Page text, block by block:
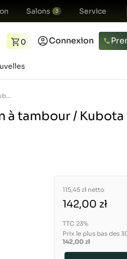
Salons 3 Service
0 Connexion
Mâchoires de frein à tambour / Kubota L240 / 5-01-131-07
à tambour /
115,45 zł netto
142,00 zł
TTC 23%
Prix le plus bas des
142,00 zł